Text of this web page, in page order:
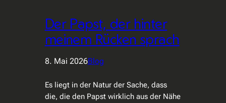
Der Papst, der hinter
meinem Rücken sprach
8. Mai 2026Blog
Es liegt in der Natur der Sache, dass
die, die den Papst wirklich aus der Nähe